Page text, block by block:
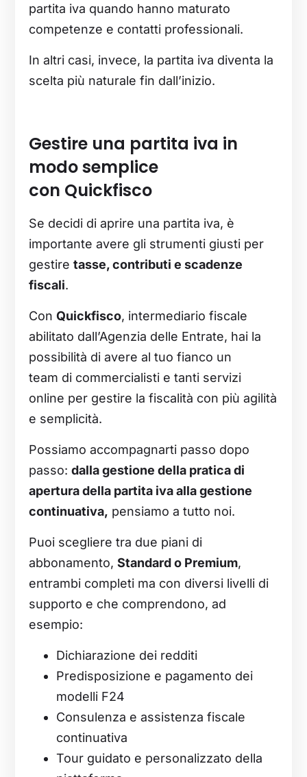
partita iva quando hanno maturato
competenze e contatti professionali.
In altri casi, invece, la partita iva diventa la
scelta più naturale fin dall’inizio.
Gestire una partita iva in
modo semplice
con Quickfisco
Se decidi di aprire una partita iva, è
importante avere gli strumenti giusti per
gestiretasse, contributi e scadenze
fiscali.
ConQuickfisco, intermediario fiscale
abilitato dall’Agenzia delle Entrate, hai la
possibilità di avere al tuo fianco un
team di commercialisti e tanti servizi
online per gestire la fiscalità con più agilità
e semplicità.
Possiamo accompagnarti passo dopo
passo:dalla gestione della pratica di
apertura della partita iva alla gestione
continuativa, pensiamo a tutto noi.
Puoi scegliere tra due piani di
abbonamento,Standard o Premium,
entrambi completi ma con diversi livelli di
supporto e che comprendono, ad
esempio:
Dichiarazione dei redditi
Predisposizione e pagamento dei
modelli F24
Consulenza e assistenza fiscale
continuativa
Tour guidato e personalizzato della